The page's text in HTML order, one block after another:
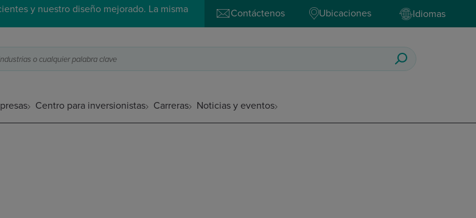
y nuestro diseño mejorado. La misma Contáctenos Ubicaciones Idiomas
o cualquier palabra clave
Centro para inversionistas Carreras Noticias y eventos